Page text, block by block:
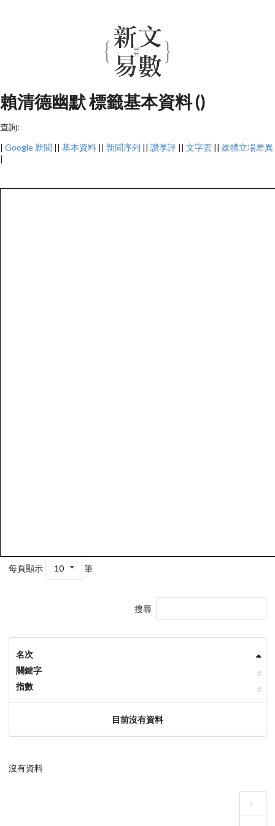
賴清德幽默 標籤基本資料 ()
查詢:
| Google 新聞 || 基本資料 || 新聞序列 || 讚享評 || 文字雲 || 媒體立場差異
|
每頁顯示 10 筆
搜尋
名次
關鍵字
指數
目前沒有資料
沒有資料
‹